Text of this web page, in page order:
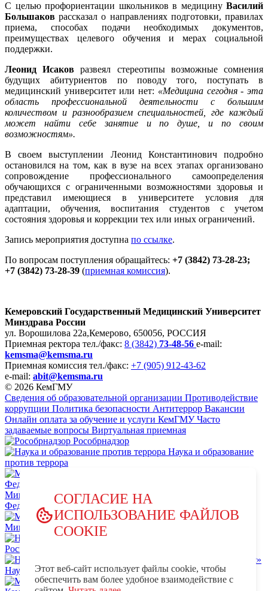
С целью профориентации школьников в медицину Василий
Большаков рассказал о направлениях подготовки,правилах
приема, способах подачи необходимых документов,
преимуществах целевого обучения и мерах социальной
поддержки.
Леонид Исаков развеял стереотипы возможные сомнения
будущих абитуриентов по поводу того, поступать в
медицинский университет или нет: «Медицина сегодня - эта
область профессиональной деятельности с большим
количеством и разнообразием специальностей, где каждый
может найти себе занятие и по душе, и по своим
возможностям».
В своем выступлении Леонид Константинович подробно
остановился на том, как в вузе на всех этапах организовано
сопровождение профессионального самоопределения
обучающихся с ограниченными возможностями здоровья и
представил имеющиеся в университете условия для
адаптации, обучения, воспитания студентов с учетом
состояния здоровья и коррекции тех или иных ограничений.
Запись мероприятия доступна по ссылке.
По вопросам поступления обращайтесь: +7 (3842) 73-28-23;
+7 (3842) 73-28-39 (приемная комиссия).
Кемеровский Государственный Медицинский Университет
Минздрава России
ул. Ворошилова 22а,Кемерово, 650056, РОССИЯ
Приемная ректора тел./факс: 8 (3842) 73-48-56 e-mail:
kemsma@kemsma.ru
Приемная комиссия тел./факс: +7 (905) 912-43-62
e-mail: abit@kemsma.ru
© 2026 КемГМУ
Сведения об образовательной организации Противодействие
коррупции Политика безопасности Антитеррор Вакансии
Онлайн оплата за обучение и услуги КемГМУ Часто
задаваемые вопросы Виртуальная приемная
Рособрнадзор
Наука и образование
против террора
Министерство науки и высшего образования Российской
Федерации
Министерство просвещения Российской Федерации
НЦПТИ.РФ
Роспотребнадзор
Научно-образовательный центр мирового уровня «Кузбасс»
MAX - КемГМУ
VK -
СОГЛАСИЕ НА
ИСПОЛЬЗОВАНИЕ ФАЙЛОВ
COOKIE
Этот веб-сайт использует файлы cookie, чтобы
обеспечить вам более удобное взаимодействие с